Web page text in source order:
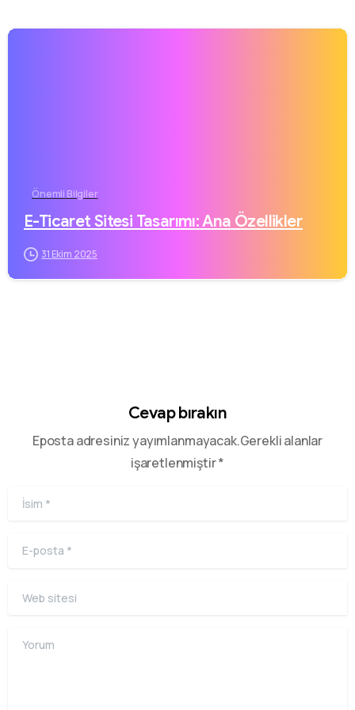
Önemli Bilgiler
E-Ticaret Sitesi Tasarımı: Ana Özellikler
31 Ekim 2025
Cevap bırakın
Eposta adresiniz yayımlanmayacak.Gerekli alanlar
işaretlenmiştir *
İsim
E-posta *
Web sitesi
Yorum